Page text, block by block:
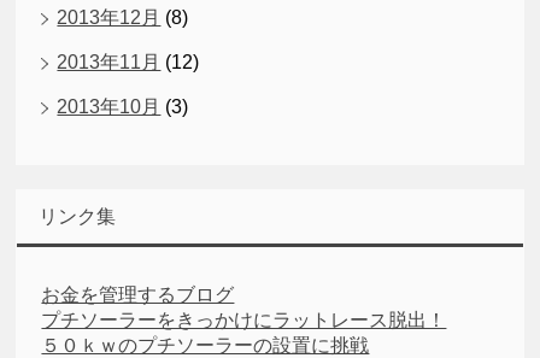
2013年12月 (8)
2013年11月 (12)
2013年10月 (3)
リンク集
お金を管理するブログ
プチソーラーをきっかけにラットレース脱出！
５０ｋｗのプチソーラーの設置に挑戦